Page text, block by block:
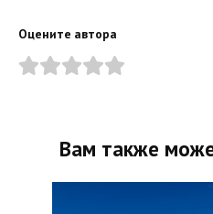
Оцените автора
Вам также